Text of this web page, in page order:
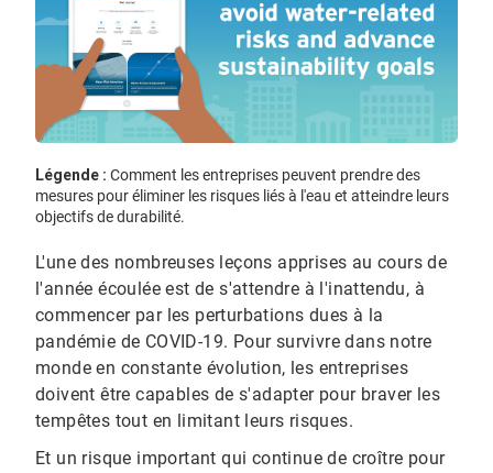
Légende : Comment les entreprises peuvent prendre des
mesures pour éliminer les risques liés à l'eau et atteindre leurs
objectifs de durabilité.​​​​​​​
L'une des nombreuses leçons apprises au cours de
l'année écoulée est de s'attendre à l'inattendu, à
commencer par les perturbations dues à la
pandémie de COVID-19. Pour survivre dans notre
monde en constante évolution, les entreprises
doivent être capables de s'adapter pour braver les
tempêtes tout en limitant leurs risques.
Et un risque important qui continue de croître pour